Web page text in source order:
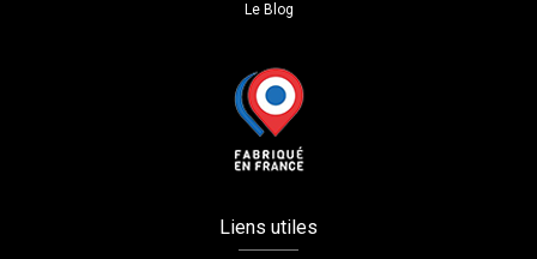
Le Blog
Liens utiles